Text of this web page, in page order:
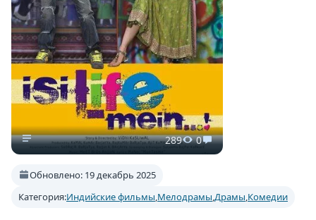
289 0
Обновлено: 19 декабрь 2025
Категория:Индийские фильмы,Мелодрамы,Драмы,Комедии